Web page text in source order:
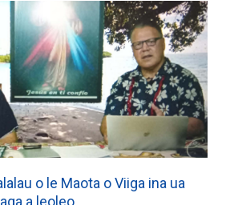
o le Maota o Viiga ina ua
a leoleo